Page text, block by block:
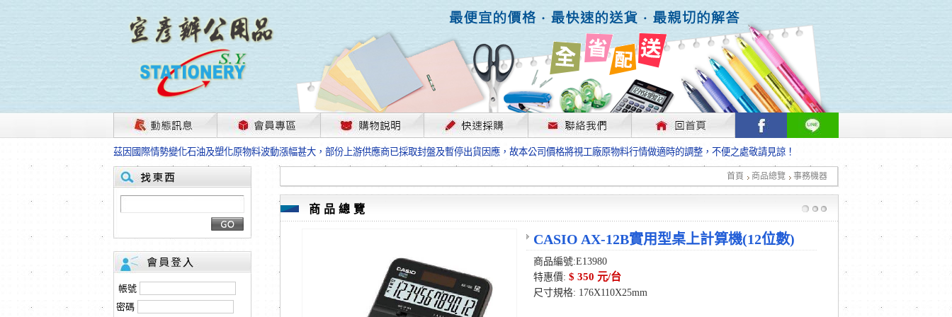
茲因國際情勢變化石油及塑化原物料波動漲幅甚大，部份上游供應商已採取封盤及暫停出貨因應，故本公司價格將視工廠原物料行情做適時的調整，不便之處敬請見諒！
本網站免費註冊，所標示的商品單價皆為“未稅價格”；本公司保有是否接單出貨之權利。
HP、EPSON、CANON原廠耗材價格浮動，下單前請先跟客服人員確認最新單價！
本網站免費註冊，所標示的商品單價皆為“未稅價格”；本公司保有是否接單出貨之權利。
匯款客戶請注意！因商品繁複來不及發現短缺，遂待客服人員跟您確認訂單無誤時再行匯款，避免後緒問題的衍生。
本網站免費註冊，所標示的商品單價皆為“未稅價格”；本公司保有是否接單出貨之權利。
茲因國際情勢變化石油及塑化原物料波動漲幅甚大，部份上游供應商已採取封盤及暫停出貨因應，故本公司價格將視工廠原物料行情做適時的調整，不便之處敬請見諒！
本網站免費註冊，所標示的商品單價皆為“未稅價格”；本公司保有是否接單出貨之權利。
HP、EPSON、CANON原廠耗材價格浮動，下單前請先跟客服人員確認最新單價！
本網站免費註冊，所標示的商品單價皆為“未稅價格”；本公司保有是否接單出貨之權利。
匯款客戶請注意！因商品繁複來不及發現短缺，遂待客服人員跟您確認訂單無誤時再行匯款，避免後緒問題的衍生。
本網站免費註冊，所標示的商品單價皆為“未稅價格”；本公司保有是否接單出貨之權利。
首頁 商品總覽 事務機器
帳號
密碼
商品總覽
CASIO AX-12B實用型桌上計算機(12位數)
商品編號:E13980
特惠價: $ 350 元/台
尺寸規格: 176X110X25mm